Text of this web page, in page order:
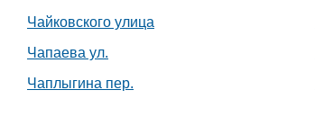
Чайковского улица
Чапаева ул.
Чаплыгина пер.